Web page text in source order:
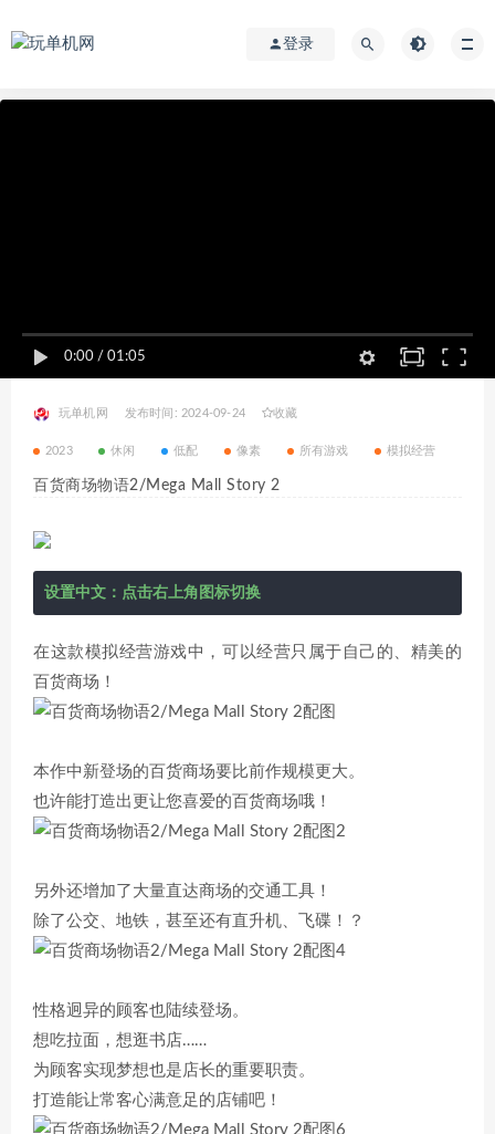
登录
0:00 / 01:05
玩单机网 发布时间: 2024-09-24 收藏
2023 休闲 低配 像素 所有游戏 模拟经营
百货商场物语2/Mega Mall Story 2
设置中文：点击右上角图标切换
在这款模拟经营游戏中，可以经营只属于自己的、精美的
百货商场！
本作中新登场的百货商场要比前作规模更大。
也许能打造出更让您喜爱的百货商场哦！
另外还增加了大量直达商场的交通工具！
除了公交、地铁，甚至还有直升机、飞碟！？
性格迥异的顾客也陆续登场。
想吃拉面，想逛书店……
为顾客实现梦想也是店长的重要职责。
打造能让常客心满意足的店铺吧！